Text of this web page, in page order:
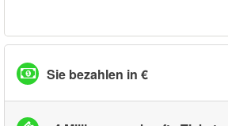
Sie bezahlen in €